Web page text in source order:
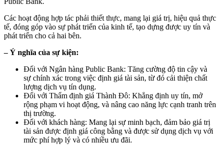
Các hoạt động hợp tác phải thiết thực, mang lại giá trị, hiệu quả thực
tế, đóng góp vào sự phát triển của kinh tế, tạo dựng được uy tín và
phát triển cho cả hai bên.
– Ý nghĩa của sự kiện:
Đối với Ngân hàng Public Bank: Tăng cường độ tin cậy và
sự chính xác trong việc định giá tài sản, từ đó cải thiện chất
lượng dịch vụ tín dụng.
Đối với Thẩm định giá Thành Đô: Khẳng định uy tín, mở
rộng phạm vi hoạt động, và nâng cao năng lực cạnh tranh trên
thị trường.
Đối với khách hàng: Mang lại sự minh bạch, đảm bảo giá trị
tài sản được định giá công bằng và được sử dụng dịch vụ với
mức phí hợp lý và có nhiều ưu đãi.